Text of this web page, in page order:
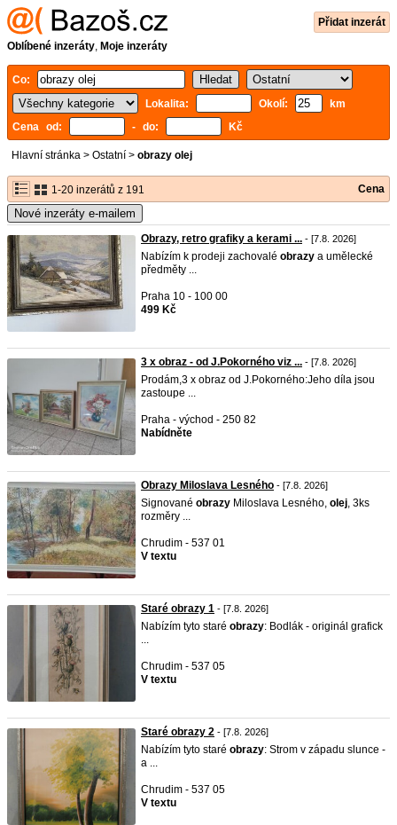
Přidat inzerát
Oblíbené inzeráty, Moje inzeráty
Co:
Lokalita:
Okolí:
km
Cena od:
- do: Kč
Hlavní stránka > Ostatní > obrazy olej
1-20 inzerátů z 191 Cena
Nové inzeráty e-mailem
Obrazy, retro grafiky a kerami ... - [7.8. 2026]
Nabízím k prodeji zachovalé obrazy a umělecké
předměty ...
Praha 10 - 100 00
499 Kč
3 x obraz - od J.Pokorného viz ... - [7.8. 2026]
Prodám,3 x obraz od J.Pokorného:Jeho díla jsou
zastoupe ...
Praha - východ - 250 82
Nabídněte
Obrazy Miloslava Lesného - [7.8. 2026]
Signované obrazy Miloslava Lesného, olej, 3ks
rozměry ...
Chrudim - 537 01
V textu
Staré obrazy 1 - [7.8. 2026]
Nabízím tyto staré obrazy: Bodlák - originál grafick
...
Chrudim - 537 05
V textu
Staré obrazy 2 - [7.8. 2026]
Nabízím tyto staré obrazy: Strom v západu slunce -
a ...
Chrudim - 537 05
V textu